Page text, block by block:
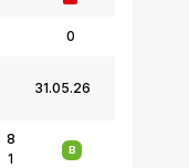
0
31.05.26
8
1
В